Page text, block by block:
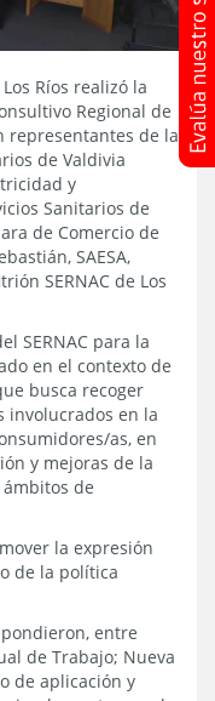
Ríos realizó la
Regional de
representantes de la
de Valdivia
y
Sanitarios de
de Comercio de
SAESA,
SERNAC de Los
SERNAC para la
en el contexto de
busca recoger
involucrados en la
as, en
y mejoras de la
ámbitos de
la expresión
de la política
entre
de Trabajo; Nueva
de aplicación y